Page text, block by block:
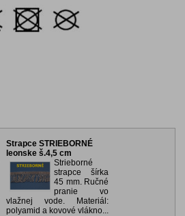
Strapce STRIEBORNÉ
leonske š.4,5 cm
Strieborné
strapce šírka
45 mm. Ručné
pranie vo
vlažnej vode. Materiál:
polyamid a kovové vlákno...